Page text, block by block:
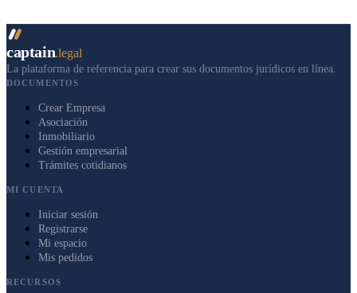
captain.legal
La plataforma de referencia para crear sus documentos jurídicos en línea.
DOCUMENTOS
Crear Empresa
Asociación
Inmobiliario
Gestión empresarial
Trámites cotidianos
MI CUENTA
Iniciar sesión
Registrarse
Mi espacio
Mis pedidos
RECURSOS